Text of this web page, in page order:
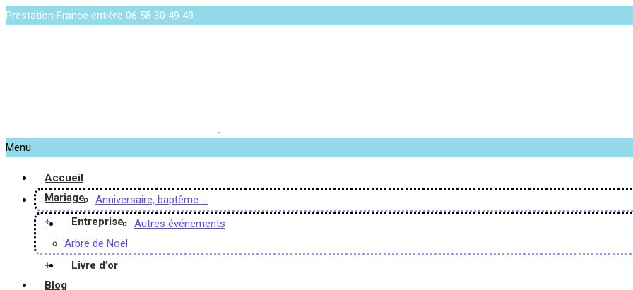
Prestation France entière 06 58 30 49 49
Menu
Accueil
Mariage
Anniversaire, baptême …
+
Entreprise
Autres événements
Arbre de Noël
+
Livre d’or
Blog